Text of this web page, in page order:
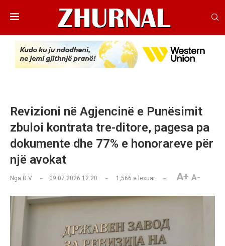
Revizioni në Agjencinë e Punësimit
zbuloi kontrata tre-ditore, pagesa pa
dokumente dhe 77% e honorareve për
një avokat
Nga D V 09.07.2026 12:20 1,566 e lexuar A+ A-